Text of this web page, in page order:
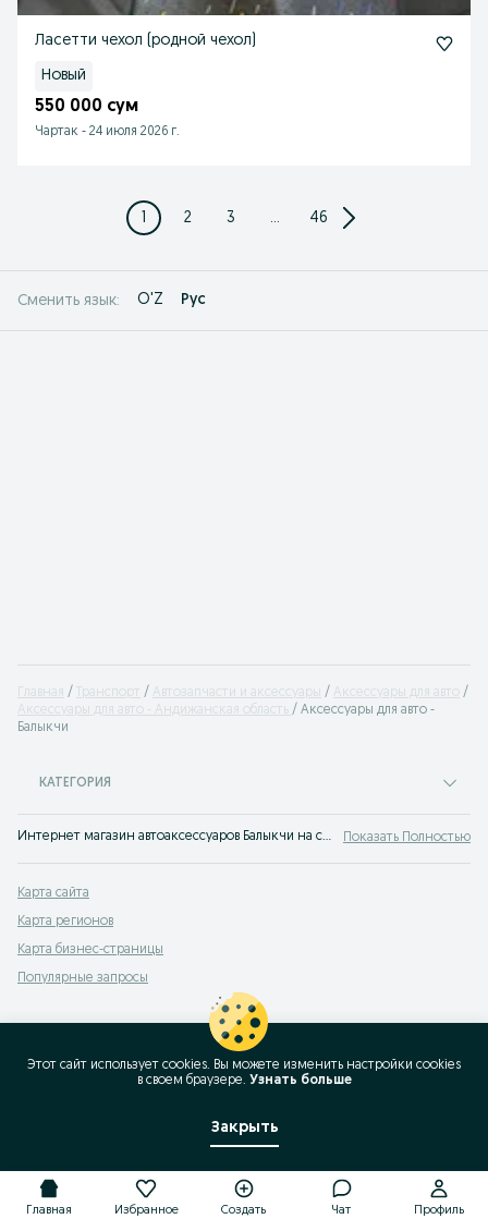
Ласетти чехол (родной чехол)
Новый
550 000 сум
Чартак - 24 июля 2026 г.
1 2 3 ... 46
Сменить язык: O'Z Рус
Главная Транспорт Автозапчасти и аксессуары
Аксессуары для авто
Аксессуары для авто - Андижанская область
Аксессуары для авто -
Балыкчи
КАТЕГОРИЯ
Интернет магазин автоаксессуаров Балыкчи на сайте OLX.uz Балыкчи. Выгодные предложения недорого купить аксессуары для автомобиля ждут вас! Показать Полностью
Карта сайта
Карта регионов
Карта бизнес-страницы
Популярные запросы
Главная Избранное Создать Чат Профиль
Этот сайт использует cookies. Вы можете изменить настройки cookies
в своeм браузере. Узнать больше
Закрыть